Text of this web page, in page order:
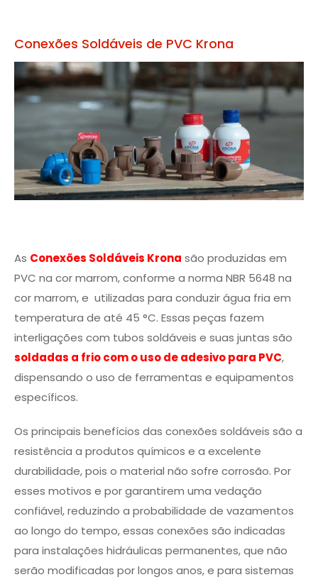
Conexões Soldáveis de PVC Krona
As Conexões Soldáveis Krona são produzidas em
PVC na cor marrom, conforme a norma NBR 5648 na
cor marrom, e utilizadas para conduzir água fria em
temperatura de até 45 °C. Essas peças fazem
interligações com tubos soldáveis e suas juntas são
soldadas a frio com o uso de adesivo para PVC,
dispensando o uso de ferramentas e equipamentos
específicos.
Os principais benefícios das conexões soldáveis são a
resistência a produtos químicos e a excelente
durabilidade, pois o material não sofre corrosão. Por
esses motivos e por garantirem uma vedação
confiável, reduzindo a probabilidade de vazamentos
ao longo do tempo, essas conexões são indicadas
para instalações hidráulicas permanentes, que não
serão modificadas por longos anos, e para sistemas